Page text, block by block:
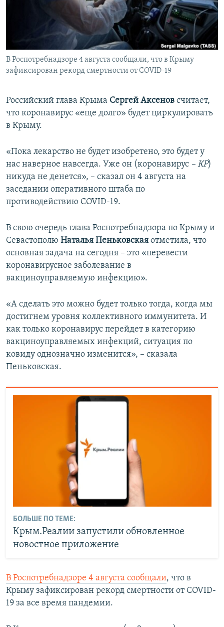
ПОБЕДИТЕЛЕЙ НЕ СУДЯТ?
КРЫМ.НЕПОКОРЕННЫЙ
УКРАИНСКАЯ ПРОБЛЕМА КРЫМА
ПРИСОЕДИНЯЙТЕСЬ!
Все сайты RFE/RL
В Роспотребнадзоре 4 августа сообщали, что в Крыму
зафиксирован рекорд смертности от COVID-19
Российский глава Крыма Сергей Аксенов считает,
что коронавирус «еще долго» будет циркулировать
в Крыму.
«Пока лекарство не будет изобретено, это будет у
нас наверное навсегда. Уже он (коронавирус – КР)
никуда не денется», – сказал он 4 августа на
заседании оперативного штаба по
противодействию COVID-19.
В свою очередь глава Роспотребнадзора по Крыму и
Севастополю Наталья Пеньковская отметила, что
основная задача на сегодня – это «перевести
коронавирусное заболевание в
вакциноуправляемую инфекцию».
«А сделать это можно будет только тогда, когда мы
достигнем уровня коллективного иммунитета. И
как только коронавирус перейдет в категорию
вакциноуправляемых инфекций, ситуация по
ковиду однозначно изменится», – сказала
Пеньковская.
БОЛЬШЕ ПО ТЕМЕ:
Крым.Реалии запустили обновленное
новостное приложение
В Роспотребнадзоре 4 августа сообщали, что в
Крыму зафиксирован рекорд смертности от COVID-
19 за все время пандемии.